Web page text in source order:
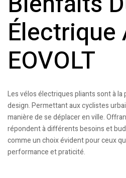
Électrique
EOVOLT
Les vélos électriques pliants sont à
design. Permettant aux cyclistes
manière de se déplacer en ville.
répondent à différents besoins et
comme un choix évident pour ceux
performance et praticité.